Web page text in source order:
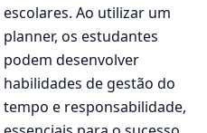
escolares. Ao utilizar um
planner, os estudantes
podem desenvolver
habilidades de gestão do
tempo e responsabilidade,